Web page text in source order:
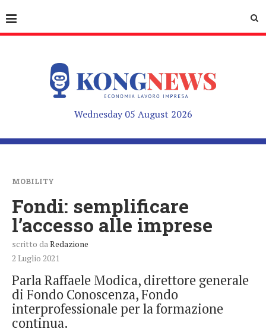
Wednesday 05 August 2026
MOBILITY
Fondi: semplificare
l’accesso alle imprese
scritto da Redazione
2 Luglio 2021
Parla Raffaele Modica, direttore generale
di Fondo Conoscenza, Fondo
interprofessionale per la formazione
continua.